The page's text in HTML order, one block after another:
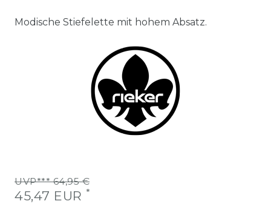
Modische Stiefelette mit hohem Absatz.
UVP*** 64,95 €
45,47 EUR *